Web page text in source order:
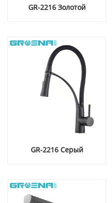
GR-2216 Золотой
GR-2216 Серый